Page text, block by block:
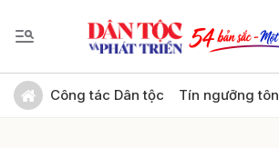
Công tác Dân tộc Tín ngưỡng
Gửi bình luận